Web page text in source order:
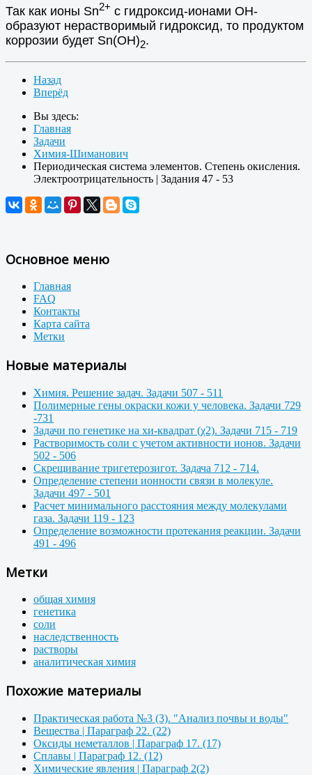
Так как ионы Sn2+ с гидроксид-ионами ОН-
образуют нерастворимый гидроксид, то продуктом
коррозии будет Sn(OH)2.
Назад
Вперёд
Вы здесь:
Главная
Задачи
Химия-Шиманович
Периодическая система элементов. Степень окисления.
Электроотрицательность | Задания 47 - 53
Основное меню
Главная
FAQ
Контакты
Карта сайта
Метки
Новые материалы
Химия. Решение задач. Задачи 507 - 511
Полимерные гены окраски кожи у человека. Задачи 729
-731
Задачи по генетике на хи-квадрат (χ2). Задачи 715 - 719
Растворимость соли с учетом активности ионов. Задачи
502 - 506
Скрещивание тригетерозигот. Задача 712 - 714.
Определение степени ионности связи в молекуле.
Задачи 497 - 501
Расчет минимального расстояния между молекулами
газа. Задачи 119 - 123
Определение возможности протекания реакции. Задачи
491 - 496
Метки
общая химия
генетика
соли
наследственность
растворы
аналитическая химия
Похожие материалы
Практическая работа №3 (3). "Анализ почвы и воды"
Вещества | Параграф 22. (22)
Оксиды неметаллов | Параграф 17. (17)
Сплавы | Параграф 12. (12)
Химические явления | Параграф 2(2)